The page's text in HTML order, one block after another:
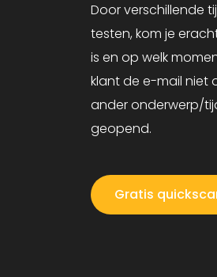
Door verschillende
testen, kom je
is en op welk
klant de e-mail niet
ander onderwerp/
geopend.
Gratis